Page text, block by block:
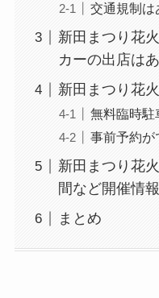
交通規制は
新田まつり花
カーの出店は
新田まつり花
無料臨時駐
事前予約が
新田まつり花
間など開催情報
まとめ